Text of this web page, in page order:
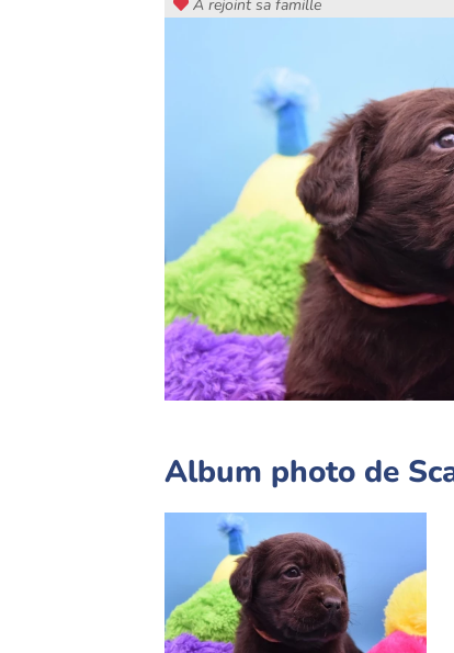
A rejoint sa famille
Album photo de